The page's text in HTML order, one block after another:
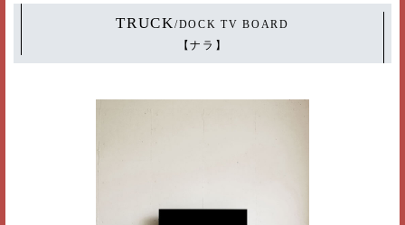
TRUCK/DOCK TV BOARD
【ナラ】